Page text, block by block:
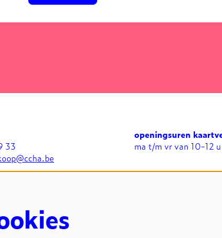
33
openingsuren
ma t/m vr van 10-12
openingsuren expo's